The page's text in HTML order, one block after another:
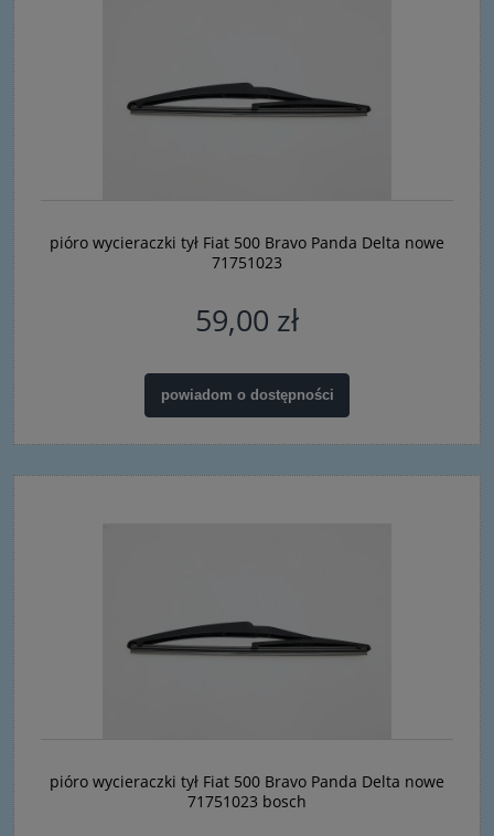
pióro wycieraczki tył Fiat 500 Bravo Panda Delta nowe
71751023
59,00 zł
powiadom o dostępności
pióro wycieraczki tył Fiat 500 Bravo Panda Delta nowe
71751023 bosch